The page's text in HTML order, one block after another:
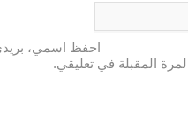
احفظ اسمي، بريدي
المقبلة في تعليقي.